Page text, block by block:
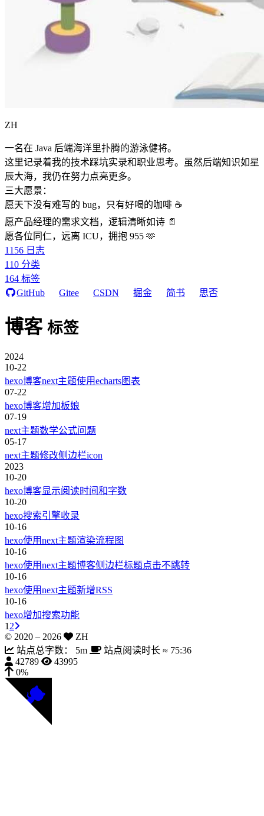
ZH
一名在 Java 后端海洋里扑腾的游泳健将。
这里记录着我的技术踩坑实录和职业思考。虽然后端知识如星
辰大海，我仍在努力点亮更多。
三大愿景：
愿天下没有难写的 bug，只有好喝的咖啡 ☕️
愿产品经理的需求文档，逻辑清晰如诗 📄
愿各位同仁，远离 ICU，拥抱 955 🫶
1156 日志
110 分类
164 标签
GitHub
Gitee CSDN 掘金 简书 思否
博客 标签
2024
10-22
hexo博客next主题使用echarts图表
07-22
hexo博客增加板娘
07-19
next主题数学公式问题
05-17
next主题修改侧边栏icon
2023
10-20
hexo博客显示阅读时间和字数
10-20
hexo搜索引擎收录
10-16
hexo使用next主题渲染流程图
10-16
hexo使用next主题博客侧边栏标题点击不跳转
10-16
hexo使用next主题新增RSS
10-16
hexo增加搜索功能
1 2
© 2020 – 2026
ZH
站点总字数：
5m 站点阅读时长 ≈ 75:36
42789
43995
0%